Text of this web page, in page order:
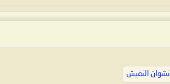
نشوان النفيش